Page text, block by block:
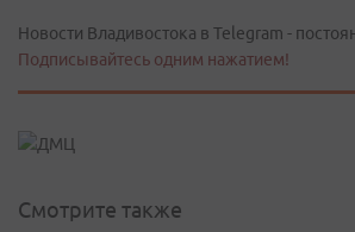
Новости Владивостока в Telegram -
Подписывайтесь одним нажатием!
Смотрите также